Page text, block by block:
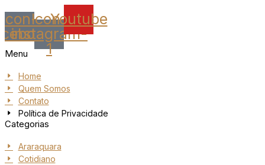
Icon-Icon-
instagram-
1
Youtube
Menu
Home
Quem Somos
Contato
Política de Privacidade
Categorias
Araraquara
Cotidiano